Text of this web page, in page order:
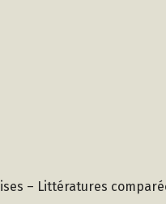
– Littératures